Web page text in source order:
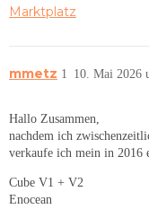
Marktplatz
mmetz 10. Mai 2026
1
Hallo Zusammen,
nachdem ich
verkaufe ich mein in 2016
Cube V1 + V2
Enocean